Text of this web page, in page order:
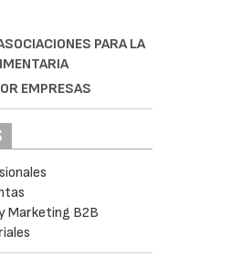
PARA LA
EMPRESAS
Marketing B2B